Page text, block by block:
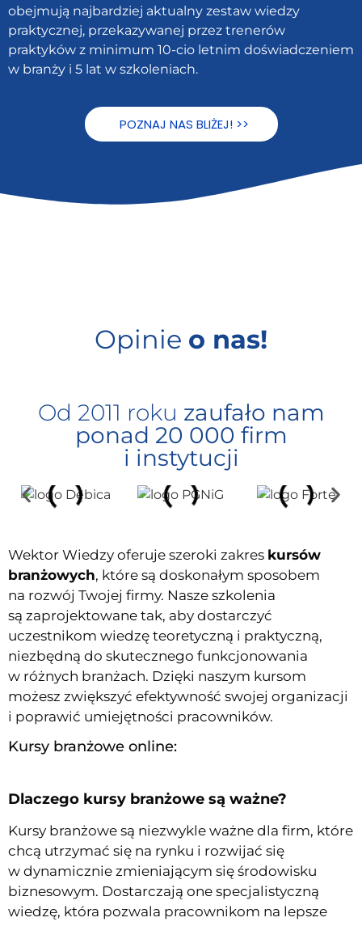
obejmują najbardziej aktualny zestaw wiedzy
praktycznej, przekazywanej przez trenerów
praktyków z minimum 10-cio letnim doświadczeniem
w branży i 5 lat w szkoleniach.
POZNAJ NAS BLIŻEJ! >>
Opinie o nas!
Od 2011 roku zaufało nam
ponad 20 000 firm
i instytucji
Wektor Wiedzy oferuje szeroki zakres kursów
branżowych, które są doskonałym sposobem
na rozwój Twojej firmy. Nasze szkolenia
są zaprojektowane tak, aby dostarczyć
uczestnikom wiedzę teoretyczną i praktyczną,
niezbędną do skutecznego funkcjonowania
w różnych branżach. Dzięki naszym kursom
możesz zwiększyć efektywność swojej organizacji
i poprawić umiejętności pracowników.
Kursy branżowe online:
Dlaczego kursy branżowe są ważne?
Kursy branżowe są niezwykle ważne dla firm, które
chcą utrzymać się na rynku i rozwijać się
w dynamicznie zmieniającym się środowisku
biznesowym. Dostarczają one specjalistyczną
wiedzę, która pozwala pracownikom na lepsze